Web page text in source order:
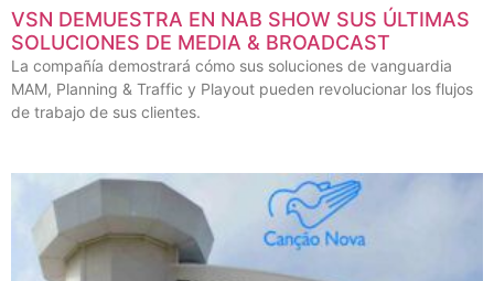
VSN DEMUESTRA EN NAB SHOW SUS ÚLTIMAS
SOLUCIONES DE MEDIA & BROADCAST
La compañía demostrará cómo sus soluciones de vanguardia
MAM, Planning & Traffic y Playout pueden revolucionar los flujos
de trabajo de sus clientes.